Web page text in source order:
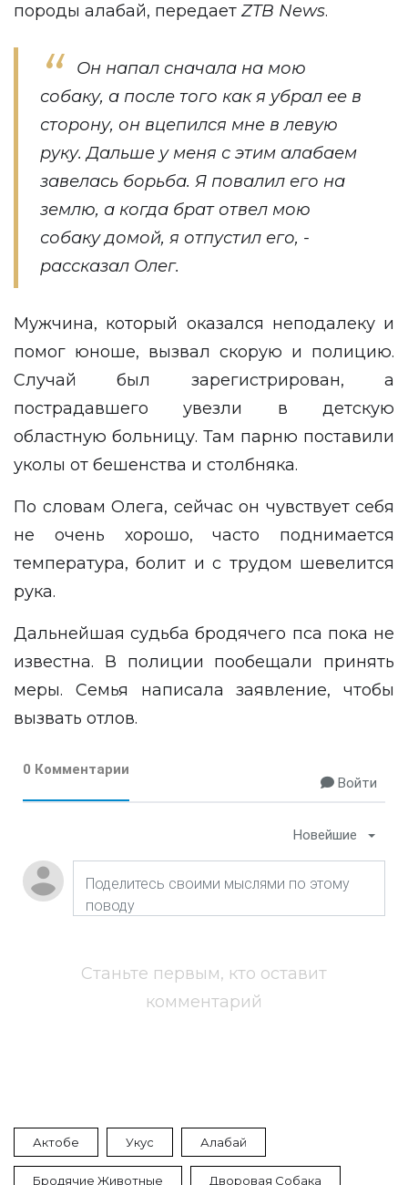
породы алабай, передает ZTB News.
Он напал сначала на мою
собаку, а после того как я убрал ее в
сторону, он вцепился мне в левую
руку. Дальше у меня с этим алабаем
завелась борьба. Я повалил его на
землю, а когда брат отвел мою
собаку домой, я отпустил его, -
рассказал Олег.
Мужчина, который оказался неподалеку и
помог юноше, вызвал скорую и полицию.
Случай был зарегистрирован, а
пострадавшего увезли в детскую
областную больницу. Там парню поставили
уколы от бешенства и столбняка.
По словам Олега, сейчас он чувствует себя
не очень хорошо, часто поднимается
температура, болит и с трудом шевелится
рука.
Дальнейшая судьба бродячего пса пока не
известна. В полиции пообещали принять
меры. Семья написала заявление, чтобы
вызвать отлов.
0 Комментарии
Войти
Новейшие
Станьте первым, кто оставит
комментарий
Актобе Укус Алабай
Бродячие Животные Дворовая Собака